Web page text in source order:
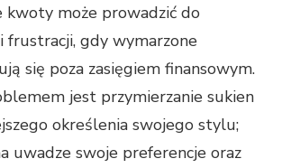
kwoty może prowadzić do
frustracji, gdy wymarzone
się poza zasięgiem finansowym.
jest przymierzanie sukien
określenia swojego stylu;
uwadze swoje preferencje oraz